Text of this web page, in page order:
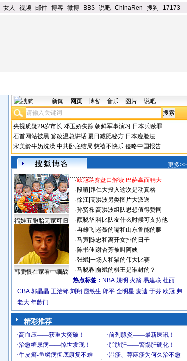
-女人 -视频-邮件-博客-微博- BBS-说吧-ChinaRen -搜狗 - 17173
新闻 网页 博客 音乐 图片 说吧
央视质疑29岁市长 邓玉娇失踪 朝鲜军事演习 日本兵赎罪
石首网站被黑 篡改温总讲话 夏日减肥秘方 日本瘦脸法
宋美龄牛奶洗澡 中共卧底结局 慈禧不快乐 侵略中国报告
更多>>
福娃五胞胎无家可归
韩鹏恨在家看中缅战
·欧冠决赛盘口解读 巴萨赢面稍大
·段暄 拜仁大投入这次是动真格
·徐江| 高洪波另类图片大派送
·孙贤禄| 高洪波组队思想值得赞同
·颜晓华| 科比队友什么时候可支持他
·冉雄飞| 老聂的嘴和山东鲁能的腿
·马寅| 陈忠和离开女排的日子
·陈书佳| 谢杏芳被叫阿姨
·张斌| 一场人和猫的伟大比赛
·马晓春| 俞斌的棋王是谁封的？
热点标签： NBA 姚明 火箭 易建联 杜丽
CBA 郭晶晶 王治郅 刘翔 殷铁生 郎平 全明星 麦迪 于芬 欧冠 弗
老大 年龄门
精彩推荐